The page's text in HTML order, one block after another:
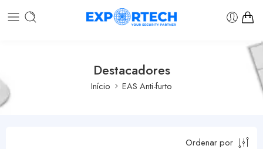
Destacadores
Início EAS Anti-furto
Ordenar por